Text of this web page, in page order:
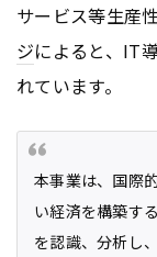
サービス等生産
ジによると、IT
れています。
本事業は、国際
い経済を構築す
を認識、分析し